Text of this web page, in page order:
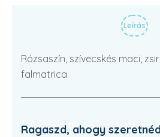
Leírás
Rózsaszín, szívecskés maci,
falmatrica
Ragaszd, ahogy